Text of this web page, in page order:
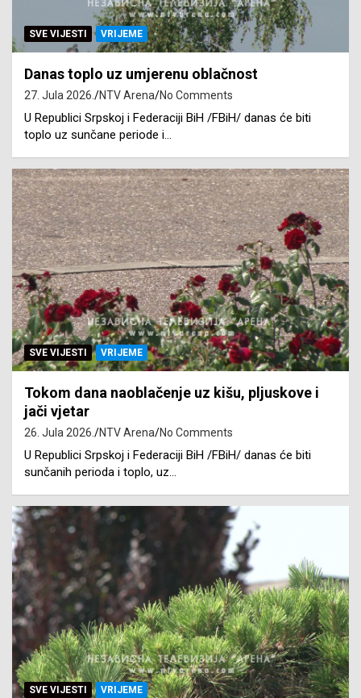
SVE VIJESTI VRIJEME
Danas toplo uz umjerenu oblačnost
27. Jula 2026. NTV Arena No Comments
U Republici Srpskoj i Federaciji BiH /FBiH/ danas će biti
toplo uz sunčane periode i…
SVE VIJESTI VRIJEME
Tokom dana naoblačenje uz kišu, pljuskove i
jači vjetar
26. Jula 2026. NTV Arena No Comments
U Republici Srpskoj i Federaciji BiH /FBiH/ danas će biti
sunčanih perioda i toplo, uz…
SVE VIJESTI VRIJEME